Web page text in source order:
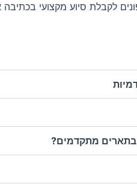
לקבלת סיוע מקצועי
מתקדמים?